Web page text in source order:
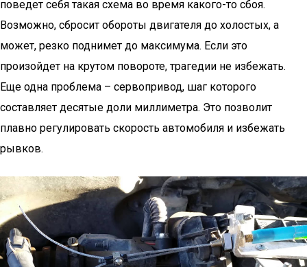
поведет себя такая схема во время какого-то сбоя.
Возможно, сбросит обороты двигателя до холостых, а
может, резко поднимет до максимума. Если это
произойдет на крутом повороте, трагедии не избежать.
Еще одна проблема – сервопривод, шаг которого
составляет десятые доли миллиметра. Это позволит
плавно регулировать скорость автомобиля и избежать
рывков.